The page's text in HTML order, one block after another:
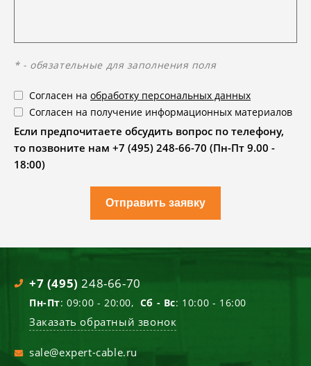
* - обязательные для заполнения поля
Согласен на обработку персональных данных
Согласен на получение информационных материалов
Если предпочитаете обсудить вопрос по телефону,
то позвоните нам +7 (495) 248-66-70 (Пн-Пт 9.00 -
18:00)
Отправить заявку
+7 (495) 248-66-70
Пн-Пт: 09:00 - 20:00, Сб - Вс: 10:00 - 16:00
Заказать обратный звонок
sale@expert-cable.ru